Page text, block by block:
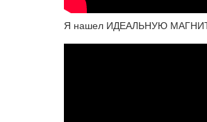
Я нашел ИДЕАЛЬНУЮ